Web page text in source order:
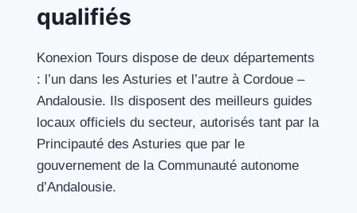
qualifiés
Konexion Tours dispose de deux départements
: l’un dans les Asturies et l’autre à Cordoue –
Andalousie. Ils disposent des meilleurs guides
locaux officiels du secteur, autorisés tant par la
Principauté des Asturies que par le
gouvernement de la Communauté autonome
d’Andalousie.